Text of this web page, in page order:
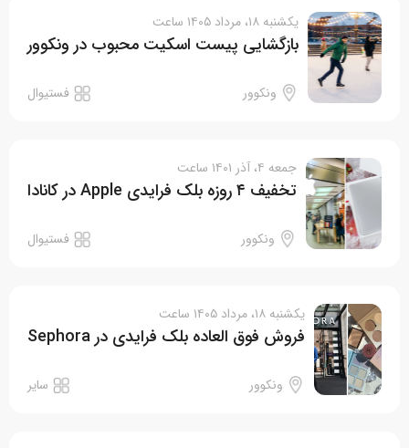
یکشنبه ۱۸، مرداد ۱۴۰۵ ساعت
بازگشایی پیست اسکیت محبوب در ونکوور
ونکوور فستیوال
جمعه ۴، آذر ۱۴۰۱ ساعت
تخفیف ۴ روزه بلک فرایدی Apple در کانادا
ونکوور فستیوال
یکشنبه ۱۸، مرداد ۱۴۰۵ ساعت
فروش فوق العاده بلک فرایدی در Sephora
ونکوور سایر